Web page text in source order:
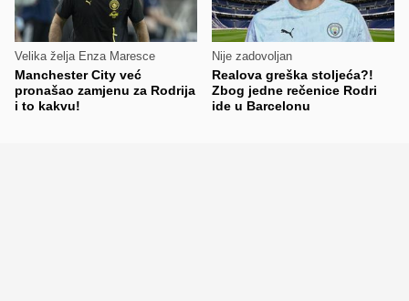
Velika želja Enza Maresce
Manchester City već
pronašao zamjenu za Rodrija
i to kakvu!
Nije zadovoljan
Realova greška stoljeća?!
Zbog jedne rečenice Rodri
ide u Barcelonu